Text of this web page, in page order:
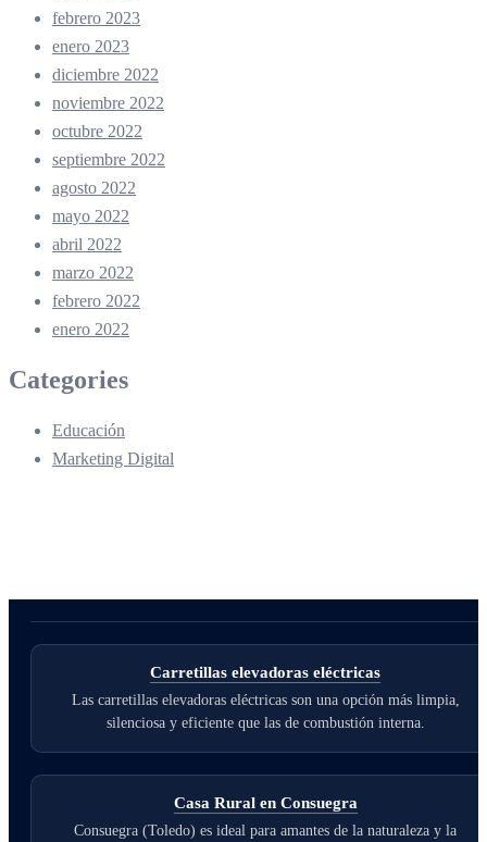
febrero 2023
enero 2023
diciembre 2022
noviembre 2022
octubre 2022
septiembre 2022
agosto 2022
mayo 2022
abril 2022
marzo 2022
febrero 2022
enero 2022
Categories
Educación
Marketing Digital
Carretillas elevadoras eléctricas
Las carretillas elevadoras eléctricas son una opción más limpia,
silenciosa y eficiente que las de combustión interna.
Casa Rural en Consuegra
Consuegra (Toledo) es ideal para amantes de la naturaleza y la